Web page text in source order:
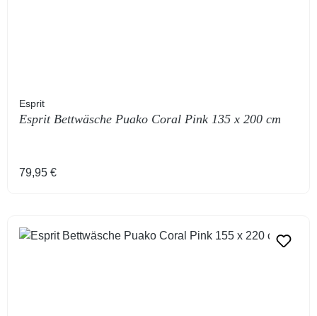
Esprit
Esprit Bettwäsche Puako Coral Pink 135 x 200 cm
Regulärer Preis:
79,95 €